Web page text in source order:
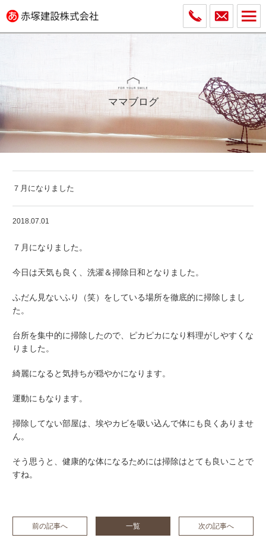
ママブログ
７月になりました
2018.07.01
７月になりました。
今日は天気も良く、洗濯＆掃除日和となりました。
ふだん見ないふり（笑）をしている場所を徹底的に掃除しまし
た。
台所を集中的に掃除したので、ピカピカになり料理がしやすくな
りました。
綺麗になると気持ちが穏やかになります。
運動にもなります。
掃除してない部屋は、埃やカビを吸い込んで体にも良くありませ
ん。
そう思うと、健康的な体になるためには掃除はとても良いことで
すね。
前の記事へ 一覧 次の記事へ